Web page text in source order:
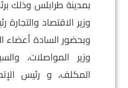
بمدينة طرابلس وذلك
وزير الاقتصاد والتجارة
وبحضور السادة أعضاء
وزير المواصلات،
المكلف، و رئيس